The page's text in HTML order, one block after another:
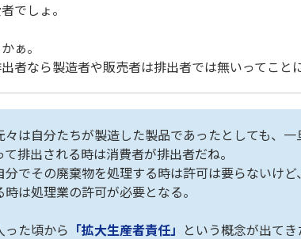
でしょ。
ぁ。
者なら製造者や販売者は排出者では無いってこと
々は自分たちが製造した製品であったとしても、
排出される時は消費者が排出者だね。
分でその廃棄物を処理する時は許可は要らないけど
は処理業の許可が必要となる。
った頃から 「拡大生産者責任」 という概念が出てき